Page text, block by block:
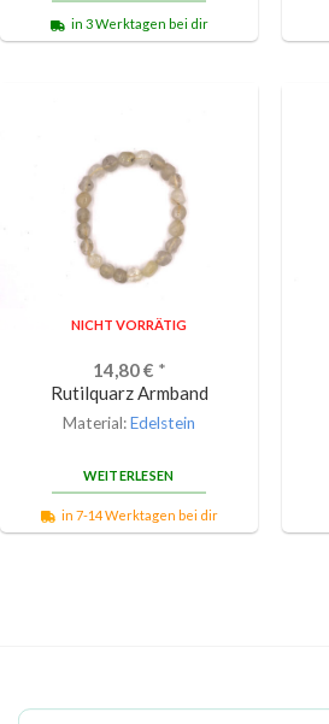
in 3 Werktagen bei dir
NICHT VORRÄTIG
14,80€ *
Rutilquarz Armband
Material:Edelstein
WEITERLESEN
in 7-14 Werktagen bei dir